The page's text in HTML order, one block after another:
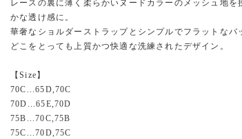
レースの裏に薄く柔らかいヌードカラーのメッシュ地を
かな透け感に。
華奢なショルダーストラップとシンプルでフラットなバ
どこをとっても上質かつ快適な洗練されたデザイン。
【Size】
70C...65D,70C
70D...65E,70D
75B...70C,75B
75C...70D,75C